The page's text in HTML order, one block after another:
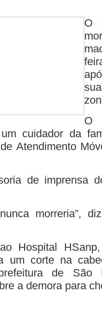
O
O
cuidador da
Atendimento
de imprensa
morreria”,
Hospital
um corte na
de São
a demora para